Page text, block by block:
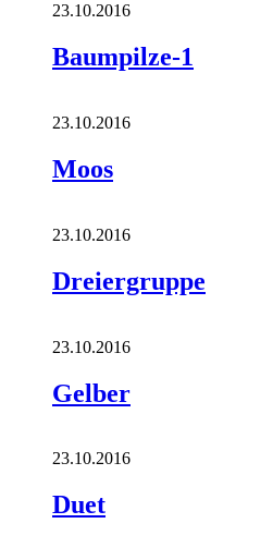
23.10.2016
Baumpilze-1
23.10.2016
Moos
23.10.2016
Dreiergruppe
23.10.2016
Gelber
23.10.2016
Duet